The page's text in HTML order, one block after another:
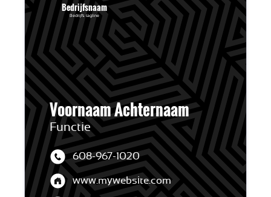
608-967-1020
www.mywebsite.com
Functie
Voornaam Achternaam
Bedrijfsnaam
Bedrijfs tagline